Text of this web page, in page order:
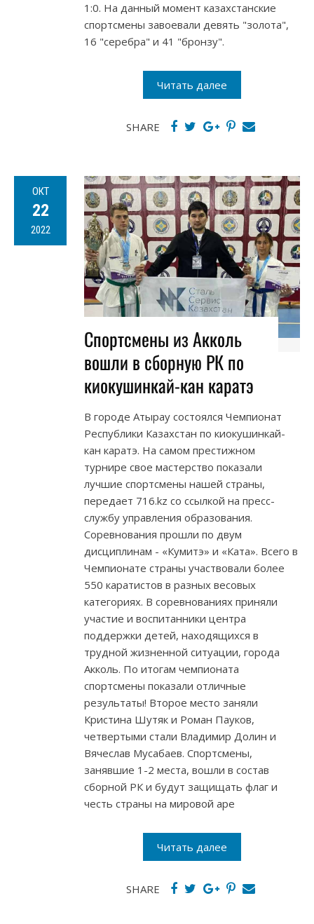
1:0. На данный момент казахстанские
спортсмены завоевали девять "золота",
16 "серебра" и 41 "бронзу".
Читать далее
SHARE
ОКТ
22
2022
Спортсмены из Акколь
вошли в сборную РК по
киокушинкай-кан каратэ
В городе Атырау состоялся Чемпионат
Республики Казахстан по киокушинкай-
кан каратэ. На самом престижном
турнире свое мастерство показали
лучшие спортсмены нашей страны,
передает 716.kz со ссылкой на пресс-
службу управления образования.
Соревнования прошли по двум
дисциплинам - «Кумитэ» и «Ката». Всего в
Чемпионате страны участвовали более
550 каратистов в разных весовых
категориях. В соревнованиях приняли
участие и воспитанники центра
поддержки детей, находящихся в
трудной жизненной ситуации, города
Акколь. По итогам чемпионата
спортсмены показали отличные
результаты! Второе место заняли
Кристина Шутяк и Роман Пауков,
четвертыми стали Владимир Долин и
Вячеслав Мусабаев. Спортсмены,
занявшие 1-2 места, вошли в состав
сборной РК и будут защищать флаг и
честь страны на мировой аре
Читать далее
SHARE